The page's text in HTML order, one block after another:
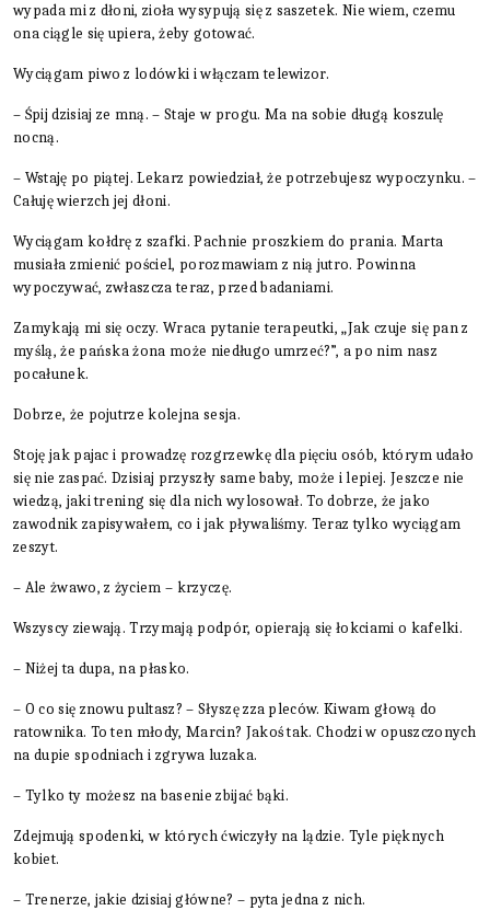
wypada mi z dłoni, zioła wysypują się z saszetek. Nie wiem, czemu
ona ciągle się upiera, żeby gotować.
Wyciągam piwo z lodówki i włączam telewizor.
– Śpij dzisiaj ze mną. – Staje w progu. Ma na sobie długą koszulę
nocną.
– Wstaję po piątej. Lekarz powiedział, że potrzebujesz wypoczynku. –
Całuję wierzch jej dłoni.
Wyciągam kołdrę z szafki. Pachnie proszkiem do prania. Marta
musiała zmienić pościel, porozmawiam z nią jutro. Powinna
wypoczywać, zwłaszcza teraz, przed badaniami.
Zamykają mi się oczy. Wraca pytanie terapeutki, „Jak czuje się pan z
myślą, że pańska żona może niedługo umrzeć?”, a po nim nasz
pocałunek.
Dobrze, że pojutrze kolejna sesja.
Stoję jak pajac i prowadzę rozgrzewkę dla pięciu osób, którym udało
się nie zaspać. Dzisiaj przyszły same baby, może i lepiej. Jeszcze nie
wiedzą, jaki trening się dla nich wylosował. To dobrze, że jako
zawodnik zapisywałem, co i jak pływaliśmy. Teraz tylko wyciągam
zeszyt.
– Ale żwawo, z życiem – krzyczę.
Wszyscy ziewają. Trzymają podpór, opierają się łokciami o kafelki.
– Niżej ta dupa, na płasko.
– O co się znowu pultasz? – Słyszę zza pleców. Kiwam głową do
ratownika. To ten młody, Marcin? Jakoś tak. Chodzi w opuszczonych
na dupie spodniach i zgrywa luzaka.
– Tylko ty możesz na basenie zbijać bąki.
Zdejmują spodenki, w których ćwiczyły na lądzie. Tyle pięknych
kobiet.
– Trenerze, jakie dzisiaj główne? – pyta jedna z nich.